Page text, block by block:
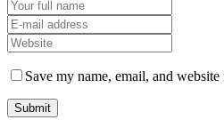
Save my name, email, and